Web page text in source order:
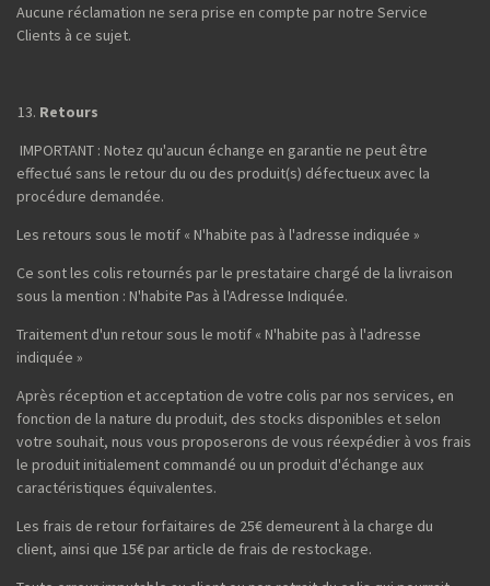
Aucune réclamation ne sera prise en compte par notre Service
Clients à ce sujet.
Retours
IMPORTANT : Notez qu'aucun échange en garantie ne peut être
effectué sans le retour du ou des produit(s) défectueux avec la
procédure demandée.
Les retours sous le motif « N'habite pas à l'adresse indiquée »
Ce sont les colis retournés par le prestataire chargé de la livraison
sous la mention : N'habite Pas à l'Adresse Indiquée.
Traitement d'un retour sous le motif « N'habite pas à l'adresse
indiquée »
Après réception et acceptation de votre colis par nos services, en
fonction de la nature du produit, des stocks disponibles et selon
votre souhait, nous vous proposerons de vous réexpédier à vos frais
le produit initialement commandé ou un produit d'échange aux
caractéristiques équivalentes.
Les frais de retour forfaitaires de 25€ demeurent à la charge du
client, ainsi que 15€ par article de frais de restockage.